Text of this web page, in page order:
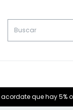
que hay 5%